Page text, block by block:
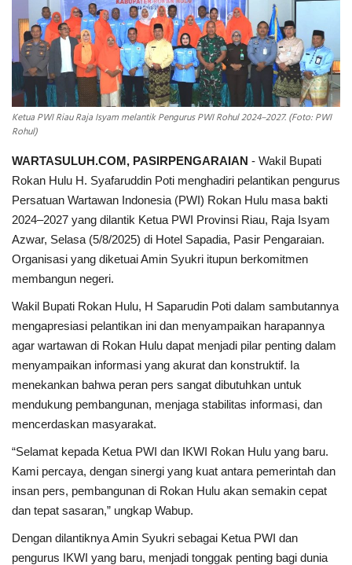
HEALTHY
Ketua PWI Riau Raja Isyam melantik Pengurus PWI Rohul 2024–2027. (Foto: PWI
Rohul)
WARTASULUH.COM, PASIRPENGARAIAN - Wakil Bupati
Rokan Hulu H. Syafaruddin Poti menghadiri pelantikan pengurus
Persatuan Wartawan Indonesia (PWI) Rokan Hulu masa bakti
2024–2027 yang dilantik Ketua PWI Provinsi Riau, Raja Isyam
Azwar, Selasa (5/8/2025) di Hotel Sapadia, Pasir Pengaraian.
Organisasi yang diketuai Amin Syukri itupun berkomitmen
membangun negeri.
Wakil Bupati Rokan Hulu, H Saparudin Poti dalam sambutannya
mengapresiasi pelantikan ini dan menyampaikan harapannya
agar wartawan di Rokan Hulu dapat menjadi pilar penting dalam
menyampaikan informasi yang akurat dan konstruktif. Ia
menekankan bahwa peran pers sangat dibutuhkan untuk
mendukung pembangunan, menjaga stabilitas informasi, dan
mencerdaskan masyarakat.
“Selamat kepada Ketua PWI dan IKWI Rokan Hulu yang baru.
Kami percaya, dengan sinergi yang kuat antara pemerintah dan
insan pers, pembangunan di Rokan Hulu akan semakin cepat
dan tepat sasaran,” ungkap Wabup.
Dengan dilantiknya Amin Syukri sebagai Ketua PWI dan
pengurus IKWI yang baru, menjadi tonggak penting bagi dunia